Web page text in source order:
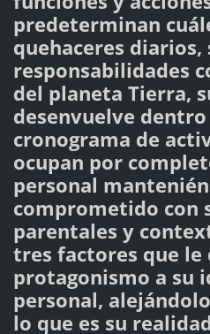
predeterminan
quehaceres
responsabilidades
del planeta Tierra,
desenvuelve
cronograma de
ocupan por
personal
comprometido con
parentales y
tres factores que le
protagonismo a su
personal,
lo que es su